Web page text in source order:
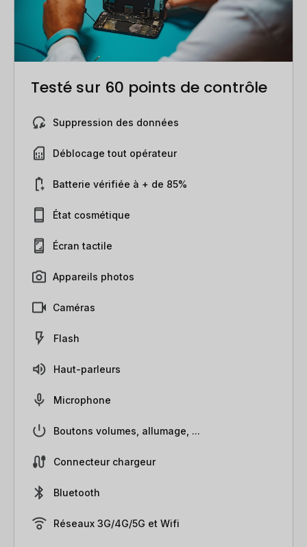
Testé sur 60 points de contrôle
Suppression des données
Déblocage tout opérateur
Batterie vérifiée à + de 85%
État cosmétique
Écran tactile
Appareils photos
Caméras
Flash
Haut-parleurs
Microphone
Boutons volumes, allumage, ...
Connecteur chargeur
Bluetooth
Réseaux 3G/4G/5G et Wifi